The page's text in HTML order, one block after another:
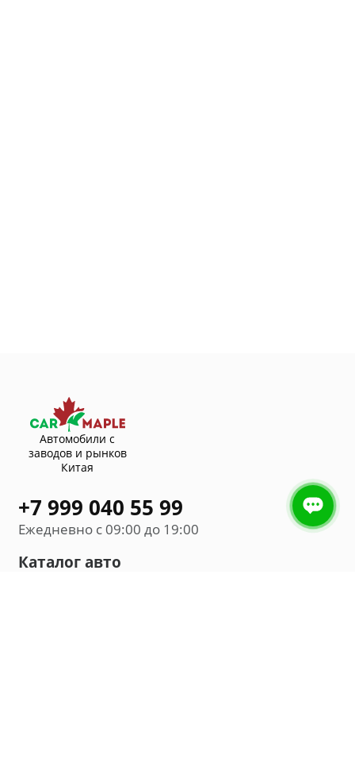
Автомобили с
заводов и рынков
Китая
+7 999 040 55 99
Ежедневно с 09:00 до 19:00
Каталог авто